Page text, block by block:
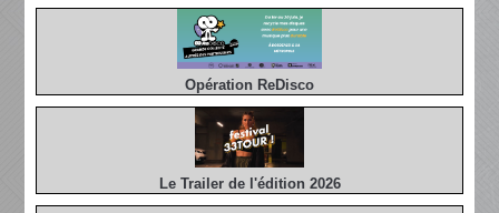
Opération ReDisco
Le Trailer de l'édition 2026